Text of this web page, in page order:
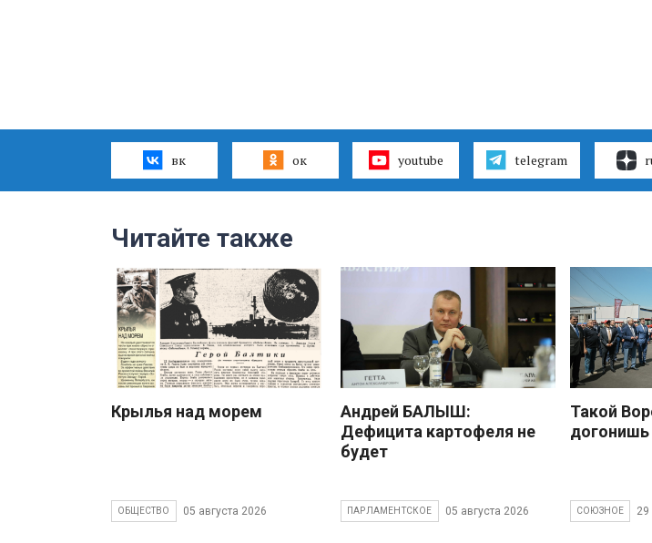
вк ок youtube telegram
Читайте также
Крылья над морем
ОБЩЕСТВО 05 августа 2026
Андрей БАЛЫШ:
Дефицита картофеля не
будет
ПАРЛАМЕНТСКОЕ 05 августа 2026
Такой
догонишь
СОЮЗНОЕ 29